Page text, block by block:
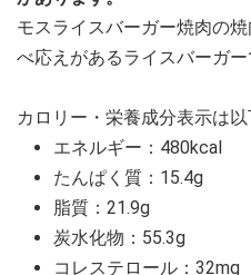
モスライスバーガー焼肉の
べ応えがあるライスバーガー
カロリー・栄養成分表示は以
エネルギー：480kcal
たんぱく質：15.4g
脂質：21.9g
炭水化物：55.3g
コレステロール：32mg